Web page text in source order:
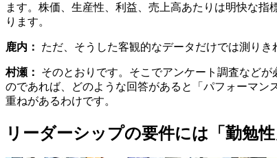
ます。株価、生産性、利益、売上高あたりは明快な指
ります。
鹿内： ただ、そうした客観的なデータだけでは測りき
村瀬：
そのとおりです。そこでアンケート調査など
のであれば、どのような回答があると「パフォーマ
重ねがあるわけです。
リーダーシップの要件には「勤勉